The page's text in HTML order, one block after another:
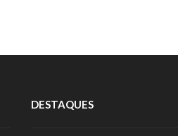
DESTAQUES